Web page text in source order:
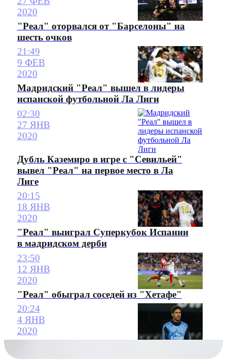
2020
"Реал" оторвался от "Барселоны" на
шесть очков
21:49
9 ФЕВ
2020
Мадридский "Реал" вышел в лидеры
испанской футбольной Ла Лиги
02:30
27 ЯНВ
2020
Дубль Каземиро в игре с "Севильей"
вывел "Реал" на первое место в Ла
Лиге
20:15
18 ЯНВ
2020
"Реал" выиграл Суперкубок Испании
в мадридском дерби
23:50
12 ЯНВ
2020
"Реал" обыграл соседей из "Хетафе"
20:24
4 ЯНВ
2020